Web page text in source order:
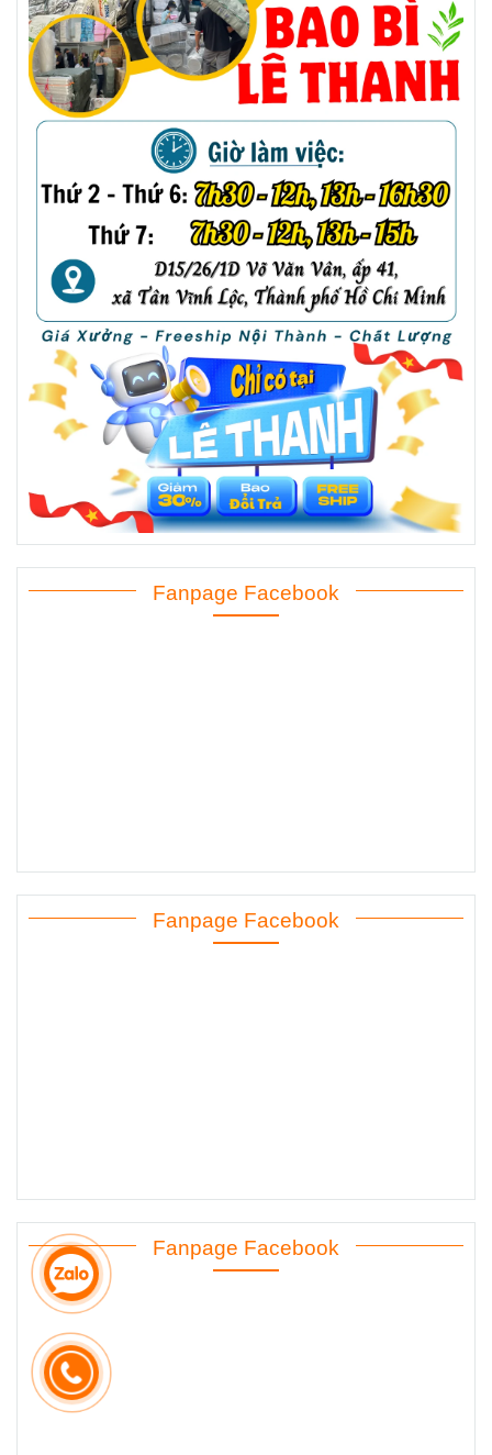
Fanpage Facebook
Fanpage Facebook
Fanpage Facebook